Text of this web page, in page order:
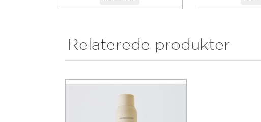
Relaterede produkter